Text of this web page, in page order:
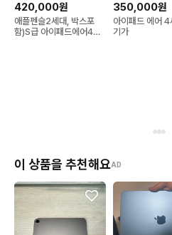
420,000원
애플펜슬2세대, 박스포
함)S급 아이패드에어4
350,000원
아이패드 에어
기가
이 상품을 추천해요AD